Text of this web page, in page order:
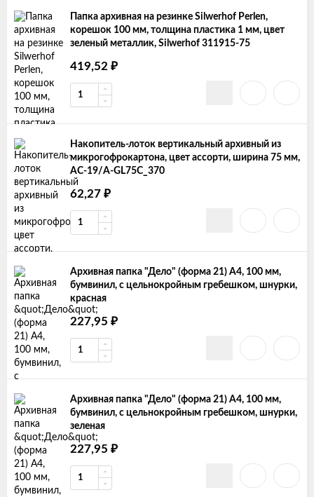
Папка архивная на резинке Silwerhof Perlen,
корешок 100 мм, толщина пластика 1 мм, цвет
зеленый металлик, Silwerhof 311915-75
419,52 ₽
Накопитель-лоток вертикальный архивный из
микрогофрокартона, цвет ассорти, ширина 75 мм,
АС-19/A-GL75C_370
62,27 ₽
Архивная папка "Дело" (форма 21) А4, 100 мм,
бумвинил, с цельнокройным гребешком, шнурки,
красная
227,95 ₽
Архивная папка "Дело" (форма 21) А4, 100 мм,
бумвинил, с цельнокройным гребешком, шнурки,
зеленая
227,95 ₽